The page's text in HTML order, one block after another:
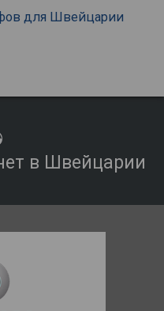
для Швейцарии
в Швейцарии